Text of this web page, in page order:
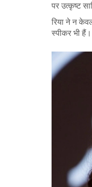
पर उत्कृष्ट
रिया ने न
स्पीकर भी